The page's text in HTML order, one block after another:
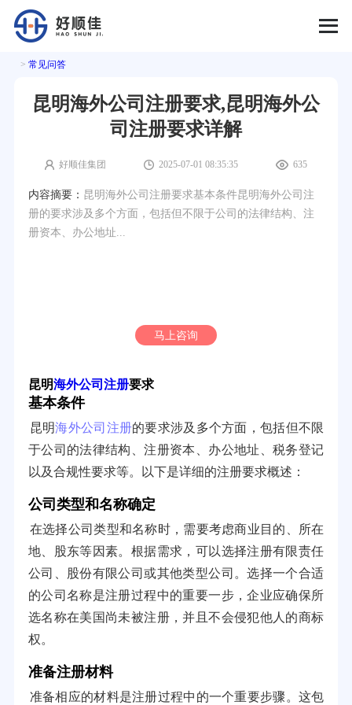
> 常见问答
昆明海外公司注册要求,昆明海外公
司注册要求详解
好顺佳集团 2025-07-01 08:35:35 635
内容摘要： 昆明海外公司注册要求基本条件昆明海外公司注
册的要求涉及多个方面，包括但不限于公司的法律结构、注
册资本、办公地址...
马上咨询
昆明海外公司注册要求
基本条件
昆明海外公司注册的要求涉及多个方面，包括但不限
于公司的法律结构、注册资本、办公地址、税务登记
以及合规性要求等。以下是详细的注册要求概述：
公司类型和名称确定
在选择公司类型和名称时，需要考虑商业目的、所在
地、股东等因素。根据需求，可以选择注册有限责任
公司、股份有限公司或其他类型公司。选择一个合适
的公司名称是注册过程中的重要一步，企业应确保所
选名称在美国尚未被注册，并且不会侵犯他人的商标
权。
准备注册材料
准备相应的材料是注册过程中的一个重要步骤。这包